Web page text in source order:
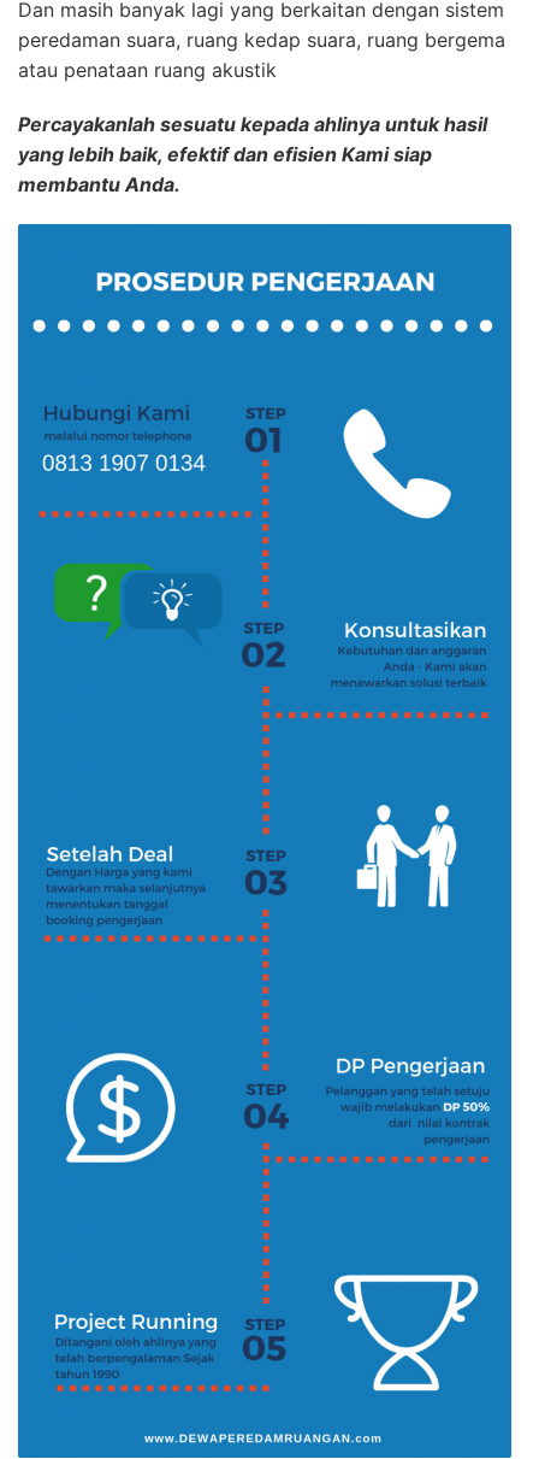
Dan masih banyak lagi yang berkaitan dengan sistem
peredaman suara, ruang kedap suara, ruang bergema
atau penataan ruang akustik
Percayakanlah sesuatu kepada ahlinya untuk hasil
yang lebih baik, efektif dan efisien Kami siap
membantu Anda.